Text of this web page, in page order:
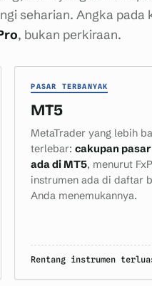
seharian. Angka pada
, bukan perkiraan.
PASAR TERBANYAK
MT5
MetaTrader yang lebih
terlebar:cakupan
ada di MT5, menurut
instrumen ada di daftar
Anda menemukannya.
Rentang instrumen